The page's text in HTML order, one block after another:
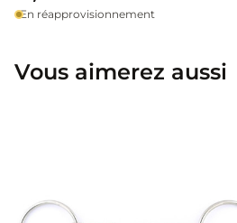
En réapprovisionnement
Vous aimerez aussi